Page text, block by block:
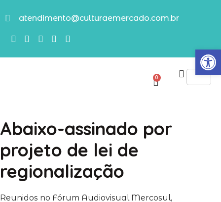
Abrir
atendimento@culturaemercado.com.br
0
Abaixo-assinado por
projeto de lei de
regionalização
Reunidos no Fórum Audiovisual Mercosul,